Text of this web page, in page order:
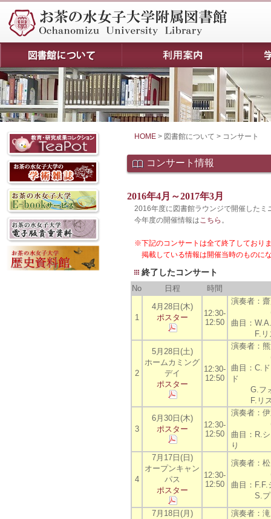
HOME > 図書館について > コンサート
コンサート情報
2016年4月～2017年3月
2016年度に図書館ラウンジで開催したミ
今年度の開催情報はこちら 。
※下記のコンサートは全て終了しており
掲載している情報は開催当時のものに
終了したコンサート
No 日程 時間
1
4月28日(木)
ポスター
12:30-
12:50
演奏者：
(芸術･
曲目：
F.リス
2
5月28日(土)
ホームカミング
デイ
ポスター
12:30-
12:50
演奏者：
(芸術･
曲目：C.
ド
G.フォ
F.リスト
3
6月30日(木)
ポスター
12:30-
12:50
演奏者：
(芸術･
曲目：R.
り
4
7月17日(日)
オープンキャン
パス
ポスター
12:30-
12:50
演奏者：
(芸術･
曲目：
S.プロ
7月18日(月)
演奏者：